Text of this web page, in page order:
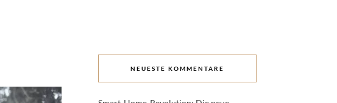
NEUESTE KOMMENTARE